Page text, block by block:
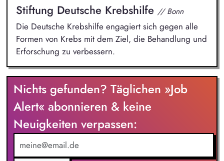
Stiftung Deutsche Krebshilfe // Bonn
Die Deutsche Krebshilfe engagiert sich gegen alle
Formen von Krebs mit dem Ziel, die Behandlung und
Erforschung zu verbessern.
Nichts gefunden? Täglichen »Job
Alert« abonnieren & keine
Neuigkeiten verpassen: